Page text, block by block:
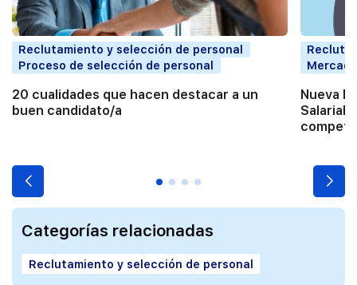
Reclutamiento y selección de personal
Proceso de selección de personal
20 cualidades que hacen destacar a un
buen candidato/a
Nueva
Salarial:
Categorías relacionadas
Reclutamiento y selección de personal